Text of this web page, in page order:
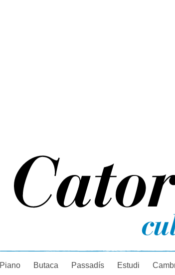
Cercador
Piano Butaca Passadís Estudi